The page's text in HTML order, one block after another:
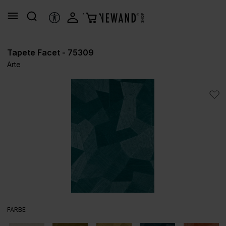
springen
HILFSTOOLS
Tapete Facet - 75309
Arte
FARBE